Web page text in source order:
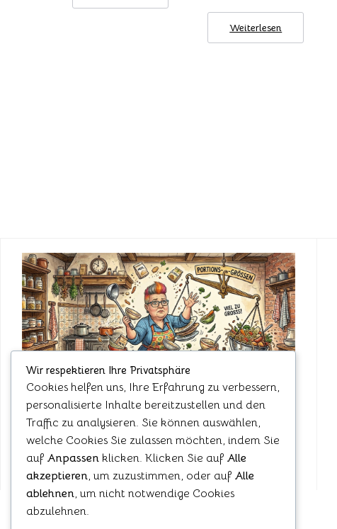
Weiterlesen
Portiounsgriissten
Wir respektieren Ihre Privatsphäre
Cookies helfen uns, Ihre Erfahrung zu verbessern,
personalisierte Inhalte bereitzustellen und den
Traffic zu analysieren. Sie können auswählen,
welche Cookies Sie zulassen möchten, indem Sie
auf Anpassen klicken. Klicken Sie auf Alle
akzeptieren, um zuzustimmen, oder auf Alle
ablehnen, um nicht notwendige Cookies
abzulehnen.